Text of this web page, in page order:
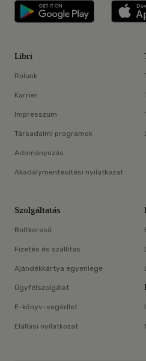
Libri
Libri
Rólunk
Karrier
Impresszum
Társadalmi programok
Adományozás
Akadálymentesítési nyilatkozat
Szolgáltatás
Boltkereső
Fizetés és szállítás
Ajándékkártya egyenlege
Ügyfélszolgálat
E-könyv-segédlet
Elállási nyilatkozat